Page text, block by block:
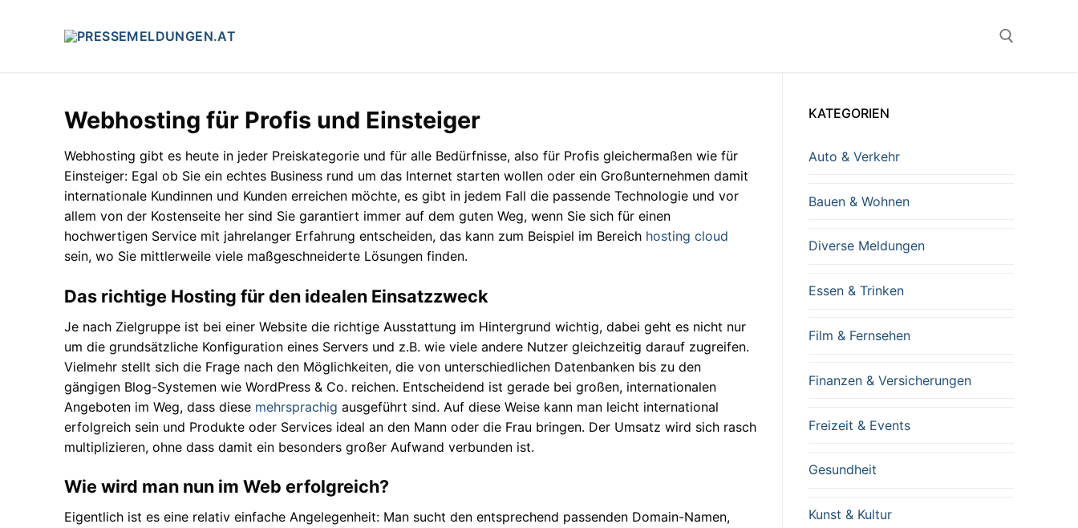
Webhosting für Profis und Einsteiger
Webhosting gibt es heute in jeder Preiskategorie und für alle Bedürfnisse, also für Profis gleichermaßen wie für
Einsteiger: Egal ob Sie ein echtes Business rund um das Internet starten wollen oder ein Großunternehmen damit
internationale Kundinnen und Kunden erreichen möchte, es gibt in jedem Fall die passende Technologie und vor
allem von der Kostenseite her sind Sie garantiert immer auf dem guten Weg, wenn Sie sich für einen
hochwertigen Service mit jahrelanger Erfahrung entscheiden, das kann zum Beispiel im Bereich hosting cloud
sein, wo Sie mittlerweile viele maßgeschneiderte Lösungen finden.
Das richtige Hosting für den idealen Einsatzzweck
Je nach Zielgruppe ist bei einer Website die richtige Ausstattung im Hintergrund wichtig, dabei geht es nicht nur
um die grundsätzliche Konfiguration eines Servers und z.B. wie viele andere Nutzer gleichzeitig darauf zugreifen.
Vielmehr stellt sich die Frage nach den Möglichkeiten, die von unterschiedlichen Datenbanken bis zu den
gängigen Blog-Systemen wie WordPress & Co. reichen. Entscheidend ist gerade bei großen, internationalen
Angeboten im Weg, dass diese mehrsprachig ausgeführt sind. Auf diese Weise kann man leicht international
erfolgreich sein und Produkte oder Services ideal an den Mann oder die Frau bringen. Der Umsatz wird sich rasch
multiplizieren, ohne dass damit ein besonders großer Aufwand verbunden ist.
Wie wird man nun im Web erfolgreich?
Eigentlich ist es eine relativ einfache Angelegenheit: Man sucht den entsprechend passenden Domain-Namen,
KATEGORIEN
Auto & Verkehr
Bauen & Wohnen
Diverse Meldungen
Essen & Trinken
Film & Fernsehen
Finanzen & Versicherungen
Freizeit & Events
Gesundheit
Kunst & Kultur